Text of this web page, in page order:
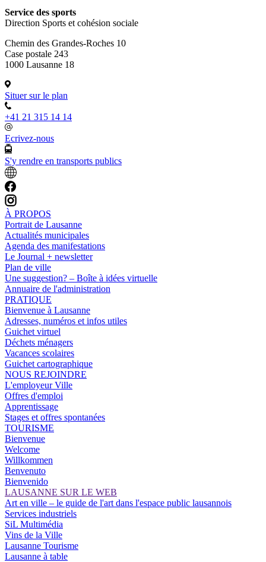
Service des sports
Direction Sports et cohésion sociale
Chemin des Grandes-Roches 10
Case postale 243
1000 Lausanne 18
Situer sur le plan
+41 21 315 14 14
Ecrivez-nous
S'y rendre en transports publics
À PROPOS
Portrait de Lausanne
Actualités municipales
Agenda des manifestations
Le Journal + newsletter
Plan de ville
Une suggestion? – Boîte à idées virtuelle
Annuaire de l'administration
PRATIQUE
Bienvenue à Lausanne
Adresses, numéros et infos utiles
Guichet virtuel
Déchets ménagers
Vacances scolaires
Guichet cartographique
NOUS REJOINDRE
L'employeur Ville
Offres d'emploi
Apprentissage
Stages et offres spontanées
TOURISME
Bienvenue
Welcome
Willkommen
Benvenuto
Bienvenido
LAUSANNE SUR LE WEB
Art en ville – le guide de l'art dans l'espace public lausannois
Services industriels
SiL Multimédia
Vins de la Ville
Lausanne Tourisme
Lausanne à table